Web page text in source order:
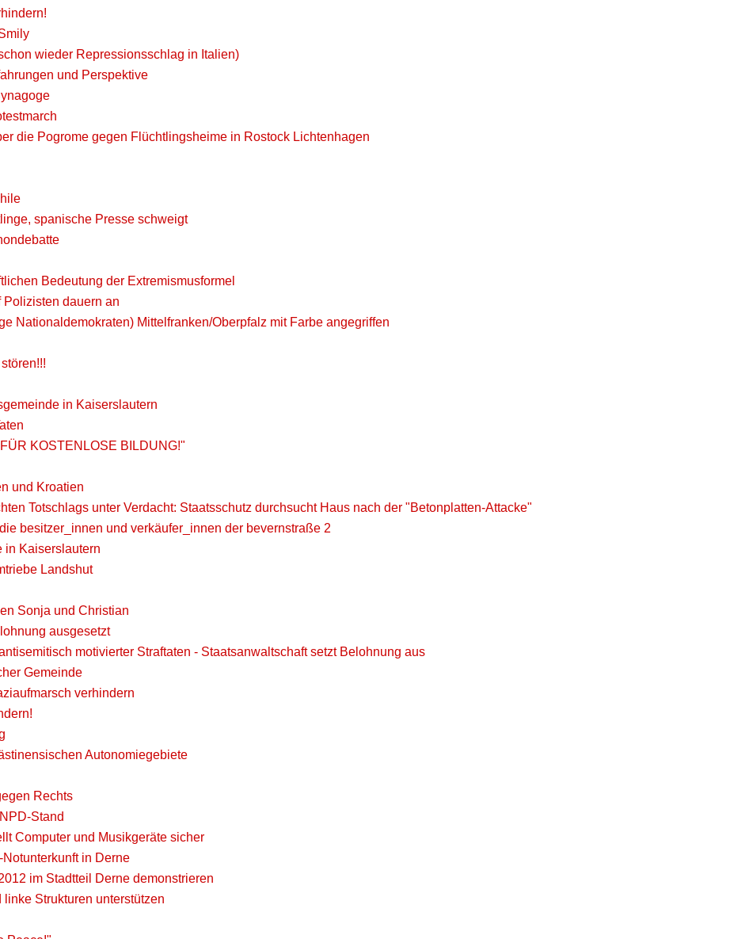
wieder Repressionsschlag in Italien)
und Perspektive
die Pogrome gegen Flüchtlingsheime in Rostock Lichtenhagen
spanische Presse schweigt
Bedeutung der Extremismusformel
Polizisten dauern an
Nationaldemokraten) Mittelfranken/Oberpfalz mit Farbe angegriffen
in Kaiserslautern
KOSTENLOSE BILDUNG!"
und Kroatien
Totschlags unter Verdacht: Staatsschutz durchsucht Haus nach der "Betonplatten-Attacke"
besitzer_innen und verkäufer_innen der bevernstraße 2
in Kaiserslautern
Landshut
Sonja und Christian
ausgesetzt
motivierter Straftaten - Staatsanwaltschaft setzt Belohnung aus
Gemeinde
verhindern
Autonomiegebiete
Rechts
Stand
Computer und Musikgeräte sicher
in Derne
im Stadtteil Derne demonstrieren
Strukturen unterstützen